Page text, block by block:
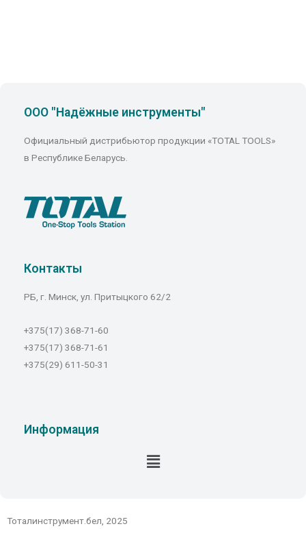
ООО "Надёжные инструменты"
Официальный дистрибьютор продукции «TOTAL TOOLS»
в Республике Беларусь.
Контакты
РБ, г. Минск, ул. Притыцкого 62/2
+375(17) 368-71-60
+375(17) 368-71-61
+375(29) 611-50-31
Информация
Тоталинструмент.бел, 2025